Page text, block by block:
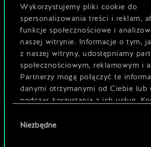
Wykorzystujemy pliki cookie do
spersonalizowania treści i reklam,
funkcje społecznościowe i
naszej witrynie. Informacje o tym,
z naszej witryny, udostępniamy
społecznościowym, reklamowym i
Partnerzy mogą połączyć te
danymi otrzymanymi od Ciebie lub
podczas korzystania z ich usług.
używanie plików cookie.
zgody
Niezbędne
Nazwij talię i opisz swoją
Edytuj talię
LUB